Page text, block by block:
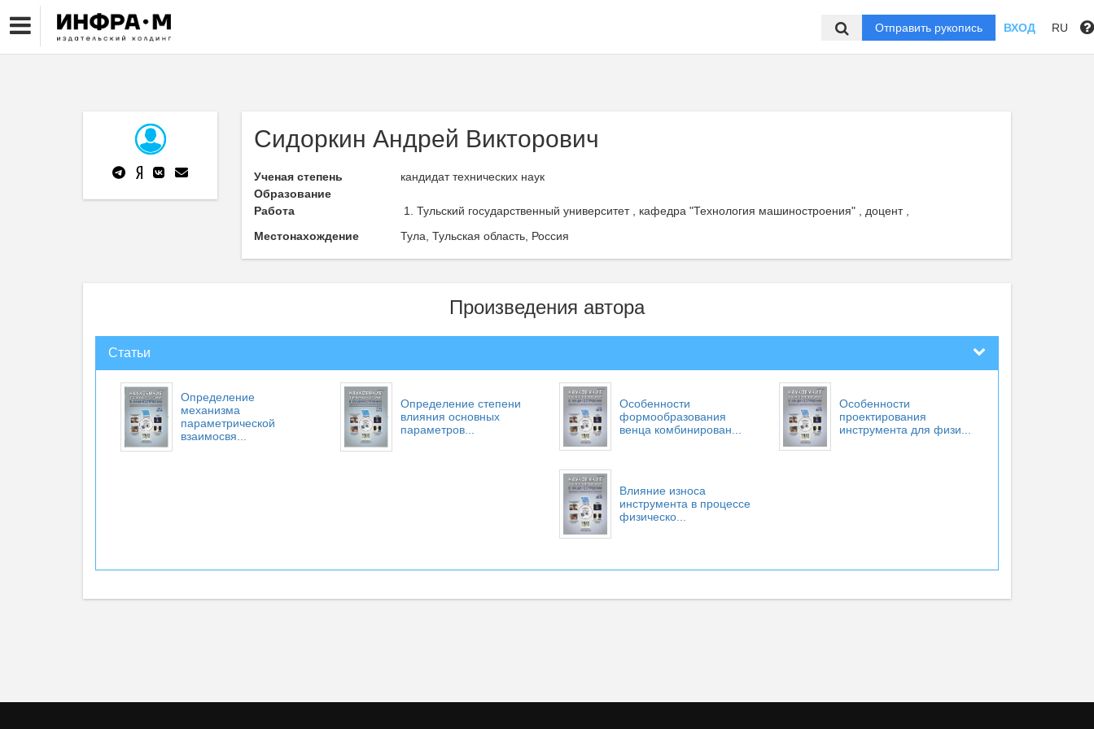
Отправить рукопись ВХОД RU
Сидоркин Андрей Викторович
Ученая степень
кандидат технических наук
Образование
Работа
Тульский государственный университет , кафедра "Технология машиностроения" , доцент ,
Местонахождение
Тула, Тульская область, Россия
Произведения автора
Статьи
Определение
механизма
параметрической
взаимосвя...
Определение степени
влияния основных
параметров...
Особенности
формообразования
венца комбинирован...
Особенности
проектирования
инструмента для физи...
Влияние износа
инструмента в процессе
физическо...